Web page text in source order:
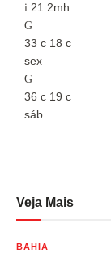
21.2mh
33 c 18 c
sex
36 c 19 c
sáb
Veja Mais
BAHIA